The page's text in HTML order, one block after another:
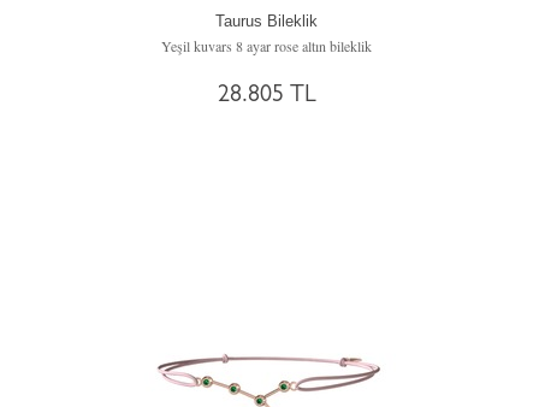
Taurus Bileklik
Yeşil kuvars 8 ayar rose altın bileklik
28.805 TL